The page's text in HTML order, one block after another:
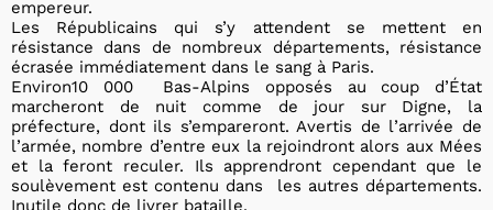
empereur.
Les Républicains qui s’y attendent se mettent en
résistance dans de nombreux départements, résistance
écrasée immédiatement dans le sang à Paris.
Environ10 000 Bas-Alpins opposés au coup d’État
marcheront de nuit comme de jour sur Digne, la
préfecture, dont ils s’empareront. Avertis de l’arrivée de
l’armée, nombre d’entre eux la rejoindront alors aux Mées
et la feront reculer. Ils apprendront cependant que le
soulèvement est contenu dans les autres départements.
Inutile donc de livrer bataille.